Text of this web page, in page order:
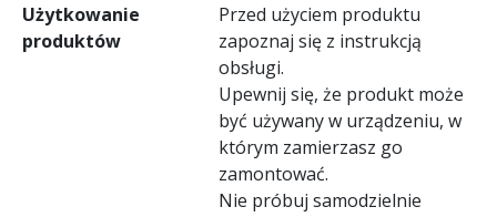
Użytkowanie
produktów
Przed użyciem produktu
zapoznaj się z instrukcją
obsługi.
Upewnij się, że produkt może
być używany w urządzeniu, w
którym zamierzasz go
zamontować.
Nie próbuj samodzielnie